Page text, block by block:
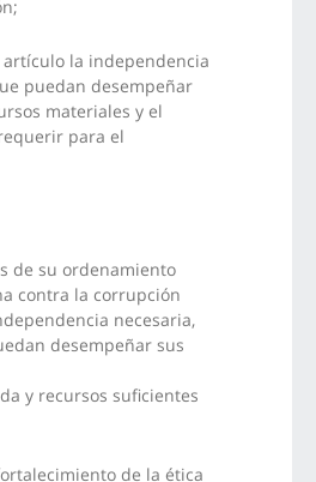
artículo la independencia
puedan desempeñar
materiales y el
para el
de su ordenamiento
contra la corrupción
necesaria,
desempeñar sus
y recursos suficientes
de la ética